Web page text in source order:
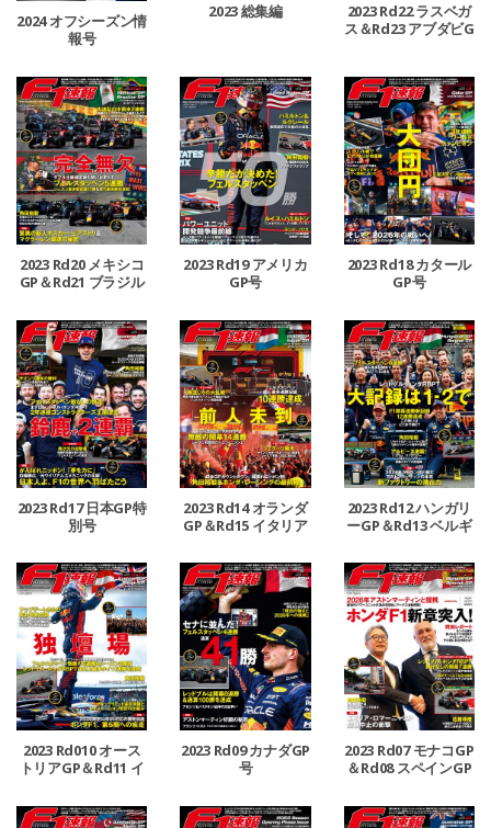
2024 オフシーズン情
報号
2023 総集編
2023 Rd22 ラスベガ
ス＆Rd23 アブダビG
2023 Rd20 メキシコ
GP＆Rd21 ブラジル
2023 Rd19 アメリカ
GP号
2023 Rd18 カタール
GP号
2023 Rd17 日本GP特
別号
2023 Rd14 オランダ
GP＆Rd15 イタリア
2023 Rd12 ハンガリ
ーGP＆Rd13 ベルギ
2023 Rd010 オース
トリアGP＆Rd11 イ
2023 Rd09 カナダGP
号
2023 Rd07 モナコGP
＆Rd08 スペインGP